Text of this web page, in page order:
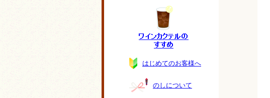
はじめてのお客様へ
のしについて